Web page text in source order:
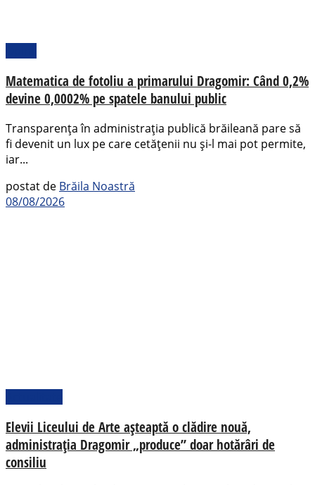
Matematica de fotoliu a primarului Dragomir: Când 0,2%
devine 0,0002% pe spatele banului public
Transparența în administrația publică brăileană pare să
fi devenit un lux pe care cetățenii nu și-l mai pot permite,
iar...
postat de Brăila Noastră
08/08/2026
Elevii Liceului de Arte așteaptă o clădire nouă,
administrația Dragomir „produce” doar hotărâri de
consiliu